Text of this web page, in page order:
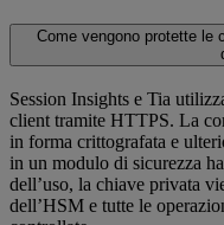
Come vengono protette le
Session Insights e Tia
client tramite HTTPS. La
in forma crittografata e
in un modulo di sicurezza
dell’uso, la chiave privata
dell’HSM e tutte le